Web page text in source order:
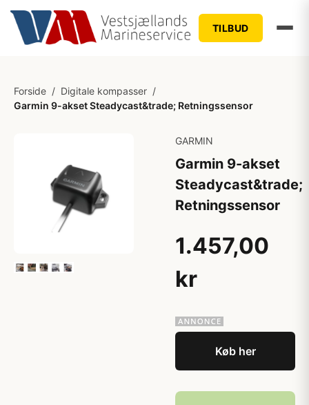
TILBUD
Forside / Digitale kompasser /
Garmin 9-akset Steadycast&trade; Retningssensor
GARMIN
Garmin 9-akset
Steadycast&trade;
Retningssensor
1.457,00
kr
Køb her